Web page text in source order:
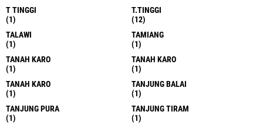
T TINGGI
(1)
T.TINGGI
(12)
TALAWI
(1)
TAMIANG
(1)
TANAH KARO
(1)
TANAH KARO
(1)
TANAH KARO
(1)
TANJUNG BALAI
(1)
TANJUNG PURA
(1)
TANJUNG TIRAM
(1)